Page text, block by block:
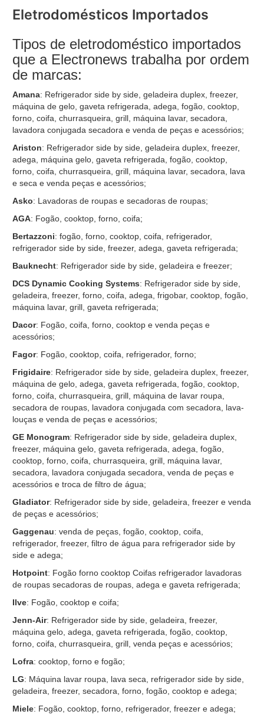
Eletrodomésticos Importados
Tipos de eletrodoméstico importados
que a Electronews trabalha por ordem
de marcas:
Amana: Refrigerador side by side, geladeira duplex, freezer,
máquina de gelo, gaveta refrigerada, adega, fogão, cooktop,
forno, coifa, churrasqueira, grill, máquina lavar, secadora,
lavadora conjugada secadora e venda de peças e acessórios;
Ariston: Refrigerador side by side, geladeira duplex, freezer,
adega, máquina gelo, gaveta refrigerada, fogão, cooktop,
forno, coifa, churrasqueira, grill, máquina lavar, secadora, lava
e seca e venda peças e acessórios;
Asko: Lavadoras de roupas e secadoras de roupas;
AGA: Fogão, cooktop, forno, coifa;
Bertazzoni: fogão, forno, cooktop, coifa, refrigerador,
refrigerador side by side, freezer, adega, gaveta refrigerada;
Bauknecht: Refrigerador side by side, geladeira e freezer;
DCS Dynamic Cooking Systems: Refrigerador side by side,
geladeira, freezer, forno, coifa, adega, frigobar, cooktop, fogão,
máquina lavar, grill, gaveta refrigerada;
Dacor: Fogão, coifa, forno, cooktop e venda peças e
acessórios;
Fagor: Fogão, cooktop, coifa, refrigerador, forno;
Frigidaire: Refrigerador side by side, geladeira duplex, freezer,
máquina de gelo, adega, gaveta refrigerada, fogão, cooktop,
forno, coifa, churrasqueira, grill, máquina de lavar roupa,
secadora de roupas, lavadora conjugada com secadora, lava-
louças e venda de peças e acessórios;
GE Monogram: Refrigerador side by side, geladeira duplex,
freezer, máquina gelo, gaveta refrigerada, adega, fogão,
cooktop, forno, coifa, churrasqueira, grill, máquina lavar,
secadora, lavadora conjugada secadora, venda de peças e
acessórios e troca de filtro de água;
Gladiator: Refrigerador side by side, geladeira, freezer e venda
de peças e acessórios;
Gaggenau: venda de peças, fogão, cooktop, coifa,
refrigerador, freezer, filtro de água para refrigerador side by
side e adega;
Hotpoint: Fogão forno cooktop Coifas refrigerador lavadoras
de roupas secadoras de roupas, adega e gaveta refrigerada;
Ilve: Fogão, cooktop e coifa;
Jenn-Air: Refrigerador side by side, geladeira, freezer,
máquina gelo, adega, gaveta refrigerada, fogão, cooktop,
forno, coifa, churrasqueira, grill, venda peças e acessórios;
Lofra: cooktop, forno e fogão;
LG: Máquina lavar roupa, lava seca, refrigerador side by side,
geladeira, freezer, secadora, forno, fogão, cooktop e adega;
Miele: Fogão, cooktop, forno, refrigerador, freezer e adega;